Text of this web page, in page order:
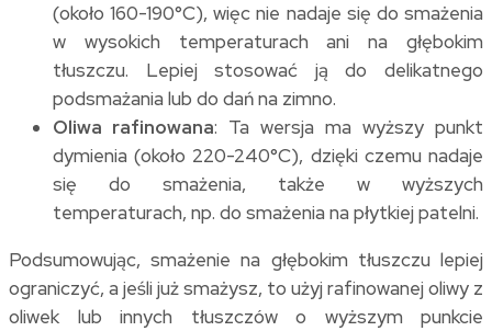
(około 160-190°C), więc nie nadaje się do smażenia
w wysokich temperaturach ani na głębokim
tłuszczu. Lepiej stosować ją do delikatnego
podsmażania lub do dań na zimno.
Oliwa rafinowana: Ta wersja ma wyższy punkt
dymienia (około 220-240°C), dzięki czemu nadaje
się do smażenia, także w wyższych
temperaturach, np. do smażenia na płytkiej patelni.
Podsumowując, smażenie na głębokim tłuszczu lepiej
ograniczyć, a jeśli już smażysz, to użyj rafinowanej oliwy z
oliwek lub innych tłuszczów o wyższym punkcie